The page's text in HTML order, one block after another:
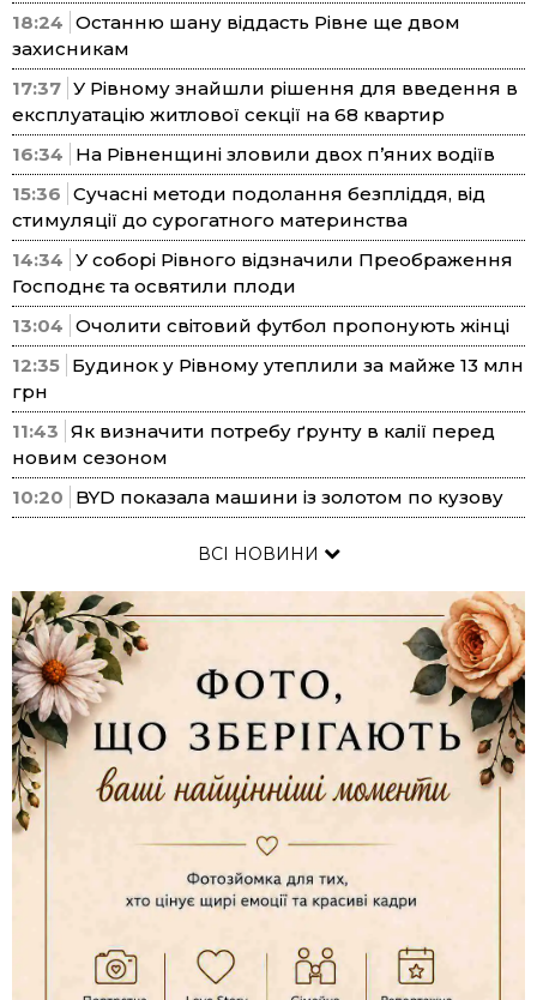
18:24 Останню шану віддасть Рівне ще двом
захисникам
17:37 У Рівному знайшли рішення для введення в
експлуатацію житлової секції на 68 квартир
16:34
На Рівненщині зловили двох п’яних водіїв
15:36 Сучасні методи подолання безпліддя, від
стимуляції до сурогатного материнства
14:34 У соборі Рівного відзначили Преображення
Господнє та освятили плоди
13:04 Очолити світовий футбол пропонують жінці
12:35 Будинок у Рівному утеплили за майже 13 млн
грн
11:43 Як визначити потребу ґрунту в калії перед
новим сезоном
10:20
BYD показала машини із золотом по кузову
ВСІ НОВИНИ